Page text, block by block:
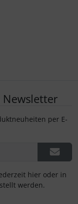
per E-
hier oder in
werden.